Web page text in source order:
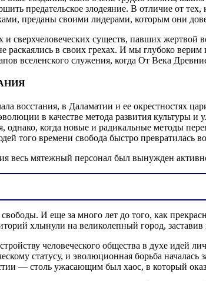
предательское злодеяние. В отличие от
преданы своими лидерами, которым они
и сверхчеловеческих существ, павших
раскаялись в своих грехах. И мы глубоко
вселенского служения, когда От Века
восстания, в Даламатии и ее окрестностях
в качестве метода развития культуры
однако, когда новые и радикальные методы
того времени свобода быстро превратилась во
весь мятежный персонал был вынужден
И еще за много лет до того, как
хлынули на великолепный город,
человеческого общества в духе идей
статусу, и эволюционная борьба
— столь ужасающим был хаос, в который